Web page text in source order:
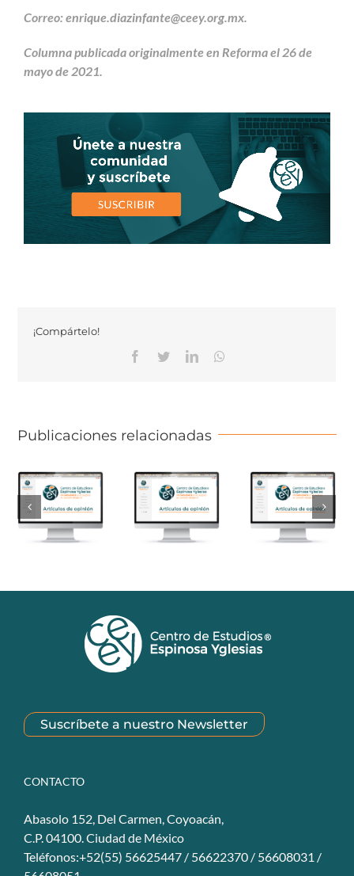
Correo:enrique.diazinfante@ceey.org.mx.
Columna publicada originalmente en Reforma el 26 de
mayo de 2021.
¡Compártelo!
Facebook
TwitterLinkedinWhatsapp
Publicaciones relacionadas
Suscríbete a nuestro Newsletter
CONTACTO
Abasolo 152, Del Carmen, Coyoacán,
C.P. 04100. Ciudad de México
Teléfonos:+52(55) 56625447 / 56622370 / 56608031 /